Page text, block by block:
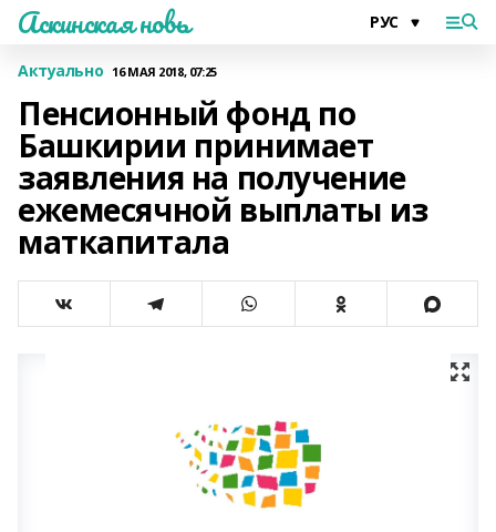
Аскинская новь
Актуально 16 МАЯ 2018, 07:25
Пенсионный фонд по
Башкирии принимает
заявления на получение
ежемесячной выплаты из
маткапитала